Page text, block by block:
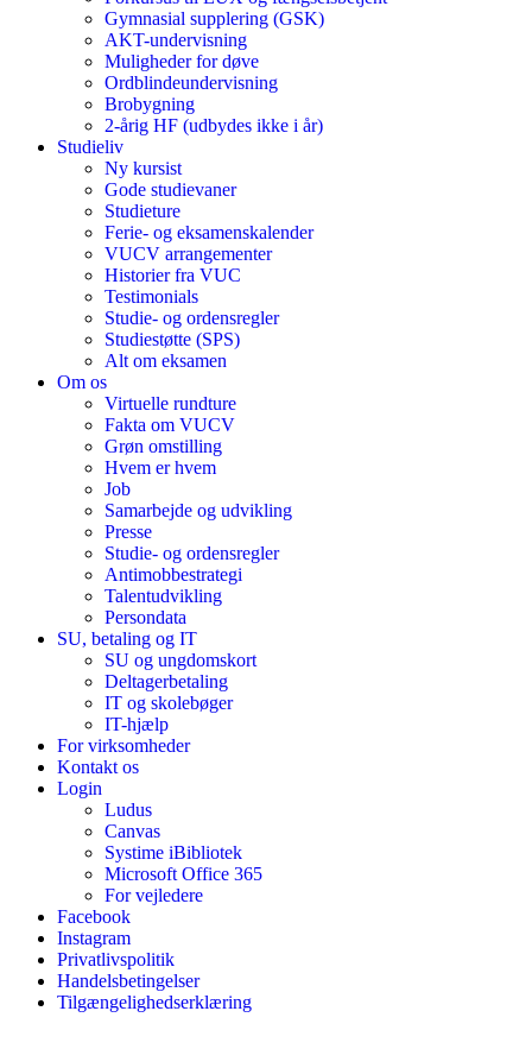
Gymnasial supplering (GSK)
AKT-undervisning
Muligheder for døve
Ordblindeundervisning
Brobygning
2-årig HF (udbydes ikke i år)
Studieliv
Ny kursist
Gode studievaner
Studieture
Ferie- og eksamenskalender
VUCV arrangementer
Historier fra VUC
Testimonials
Studie- og ordensregler
Studiestøtte (SPS)
Alt om eksamen
Om os
Virtuelle rundture
Fakta om VUCV
Grøn omstilling
Hvem er hvem
Job
Samarbejde og udvikling
Presse
Studie- og ordensregler
Antimobbestrategi
Talentudvikling
Persondata
SU, betaling og IT
SU og ungdomskort
Deltagerbetaling
IT og skolebøger
IT-hjælp
For virksomheder
Kontakt os
Login
Ludus
Canvas
Systime iBibliotek
Microsoft Office 365
For vejledere
Facebook
Instagram
Privatlivspolitik
Handelsbetingelser
Tilgængelighedserklæring